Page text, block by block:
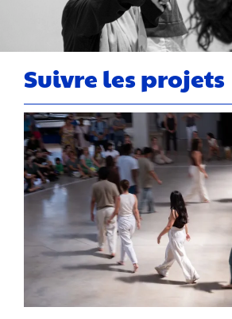
Suivre les projets